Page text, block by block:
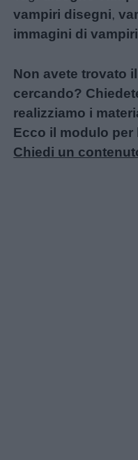
vampiri disegni,
immagini di
Non avete trovato
cercando?
realizziamo i
Ecco il modulo
Chiedi un